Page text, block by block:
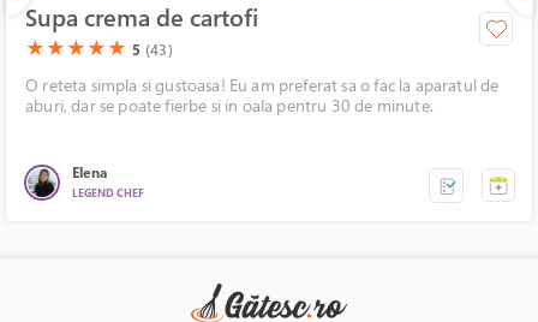
Supa crema de cartofi
(*)
★(*)
★(*)
★(*)
★(*)
★ 5 (43)
O reteta simpla si gustoasa! Eu am preferat sa o fac la aparatul de
aburi, dar se poate fierbe si in oala pentru 30 de minute.
Elena
LEGEND CHEF